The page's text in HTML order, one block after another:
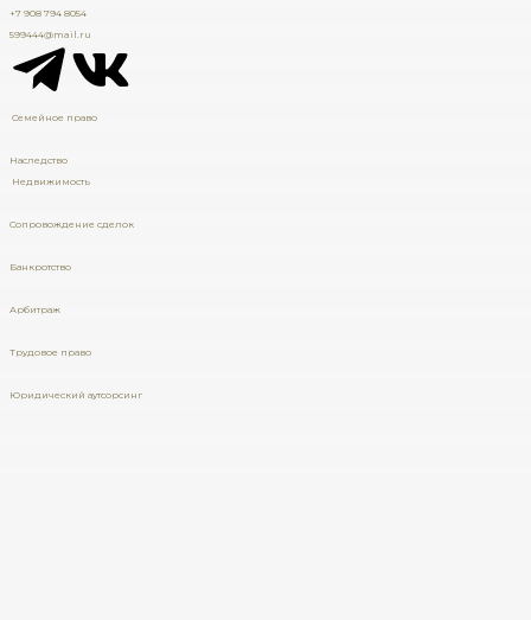
+7 908 794 8054
599444@mail.ru
Семейное право
Наследство
Недвижимость
Сопровождение сделок
Банкротство
Арбитраж
Трудовое право
Юридический аутсорсинг